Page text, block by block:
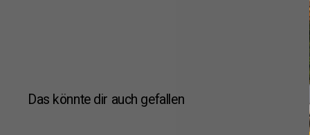
Das könnte dir auch gefallen